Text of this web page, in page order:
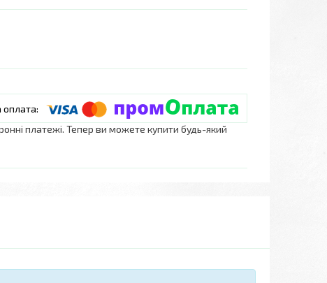
платежі. Тепер ви можете купити будь-який